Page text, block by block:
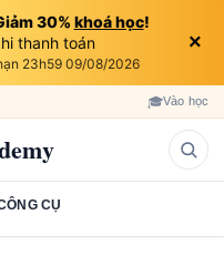
30% khoá học!
thanh toán
23h59 09/08/2026
×
🎓Vào học
CỤ